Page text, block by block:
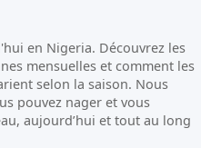
en Nigeria. Découvrez les
mensuelles et comment les
selon la saison. Nous
pouvez nager et vous
aujourd’hui et tout au long